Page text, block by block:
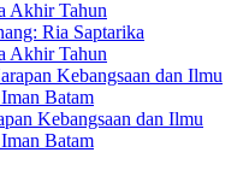
Ria Saptarika
Akhir Tahun
Kebangsaan dan Ilmu
Batam